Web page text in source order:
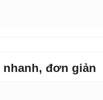
nhanh, đơn giản